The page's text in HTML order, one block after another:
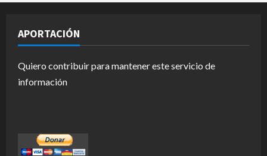
APORTACIÓN
Quiero contribuir para mantener este servicio de
información